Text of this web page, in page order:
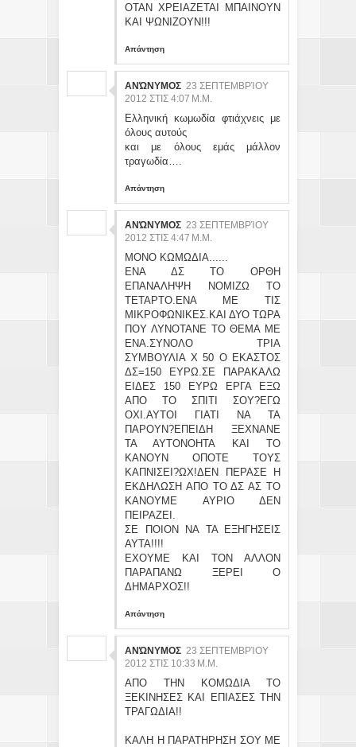
ΟΤΑΝ ΧΡΕΙΑΖΕΤΑΙ ΜΠΑΙΝΟΥΝ
ΚΑΙ ΨΩΝΙΖΟΥΝ!!!
Απάντηση
ΑΝΏΝΥΜΟΣ 23 ΣΕΠΤΕΜΒΡΊΟΥ
2012 ΣΤΙΣ 4:07 Μ.Μ.
Ελληνική κωμωδία φτιάχνεις με
όλους αυτούς
και με όλους εμάς μάλλον
τραγωδία….
Απάντηση
ΑΝΏΝΥΜΟΣ 23 ΣΕΠΤΕΜΒΡΊΟΥ
2012 ΣΤΙΣ 4:47 Μ.Μ.
ΜΟΝΟ ΚΩΜΩΔΙΑ......
ΕΝΑ ΔΣ ΤΟ ΟΡΘΗ
ΕΠΑΝΑΛΗΨΗ ΝΟΜΙΖΩ ΤΟ
ΤΕΤΑΡΤΟ.ΕΝΑ ΜΕ ΤΙΣ
ΜΙΚΡΟΦΩΝΙΚΕΣ.ΚΑΙ ΔΥΟ ΤΩΡΑ
ΠΟΥ ΛΥΝΟΤΑΝΕ ΤΟ ΘΕΜΑ ΜΕ
ΕΝΑ.ΣΥΝΟΛΟ ΤΡΙΑ
ΣΥΜΒΟΥΛΙΑ Χ 50 Ο ΕΚΑΣΤΟΣ
ΔΣ=150 ΕΥΡΩ.ΣΕ ΠΑΡΑΚΑΛΩ
ΕΙΔΕΣ 150 EYΡΩ EΡΓΑ ΕΞΩ
ΑΠΟ ΤΟ ΣΠΙΤΙ ΣΟΥ?ΕΓΩ
ΟΧΙ.ΑΥΤΟΙ ΓΙΑΤΙ ΝΑ ΤΑ
ΠΑΡΟΥΝ?ΕΠΕΙΔΗ ΞΕΧΝΑΝΕ
ΤΑ ΑΥΤΟΝΟΗΤΑ ΚΑΙ ΤΟ
ΚΑΝΟΥΝ ΟΠΟΤΕ ΤΟΥΣ
ΚΑΠΝΙΣΕΙ?ΩΧ!ΔΕΝ ΠΕΡΑΣΕ Η
ΕΚΔΗΛΩΣΗ ΑΠΟ ΤΟ ΔΣ ΑΣ ΤΟ
ΚΑΝΟΥΜΕ ΑΥΡΙΟ ΔΕΝ
ΠΕΙΡΑΖΕΙ.
ΣΕ ΠΟΙΟΝ ΝΑ ΤΑ ΕΞΗΓΗΣΕΙΣ
ΑΥΤΑ!!!!
ΕΧΟΥΜΕ ΚΑΙ ΤΟΝ ΑΛΛΟΝ
ΠΑΡΑΠΑΝΩ ΞΕΡΕΙ Ο
ΔΗΜΑΡΧΟΣ!!
Απάντηση
ΑΝΏΝΥΜΟΣ 23 ΣΕΠΤΕΜΒΡΊΟΥ
2012 ΣΤΙΣ 10:33 Μ.Μ.
ΑΠΟ ΤΗΝ ΚΟΜΩΔΙΑ ΤΟ
ΞΕΚΙΝΗΣΕΣ ΚΑΙ ΕΠΙΑΣΕΣ ΤΗΝ
ΤΡΑΓΩΔΙΑ!!
ΚΑΛΗ Η ΠΑΡΑΤΗΡΗΣΗ ΣΟΥ ΜΕ